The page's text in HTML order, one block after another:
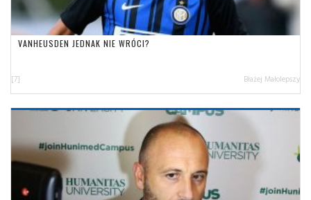
VANHEUSDEN JEDNAK NIE WRÓCI?
[7] Błażej Małolepszy